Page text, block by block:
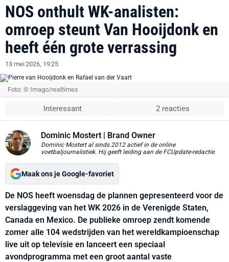
NOS onthult WK-analisten:
omroep steunt Van Hooijdonk en
heeft één grote verrassing
13 mei 2026, 19:25
Foto: © Imago/realtimes
Interessant 2 reacties
Dominic Mostert | Brand Owner
Dominic Mostert al sinds 2012 actief in de online
voetbaljournalistiek. Hij geeft leiding aan de FCUpdate-redactie.
Maak ons je Google-favoriet
De NOS heeft woensdag de plannen gepresenteerd voor de
verslaggeving van het WK 2026 in de Verenigde Staten,
Canada en Mexico. De publieke omroep zendt komende
zomer alle 104 wedstrijden van het wereldkampioenschap
live uit op televisie en lanceert een speciaal
avondprogramma met een groot aantal vaste